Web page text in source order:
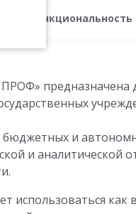
Функциональность
предназначена
бюджетных и
и аналитической
использоваться как